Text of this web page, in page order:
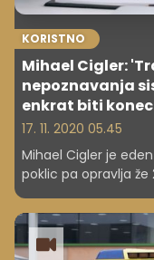
KORISTNO
Mihael Cigler:
nepoznavanja
enkrat biti
17. 11. 2020 05.45
Mihael Cigler je
poklic pa opravlja
izkušnje zakonitega
na slovenskih tleh.
najpomembnejše,
EU in med njim."